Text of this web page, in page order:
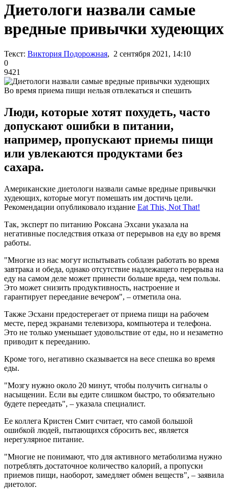
Диетологи назвали самые
вредные привычки худеющих
Текст: Виктория Подорожная, 2 сентября 2021, 14:10
0
9421
Во время приема пищи нельзя отвлекаться и спешить
Люди, которые хотят похудеть, часто
допускают ошибки в питании,
например, пропускают приемы пищи
или увлекаются продуктами без
сахара.
Американские диетологи назвали самые вредные привычки
худеющих, которые могут помешать им достичь цели.
Рекомендации опубликовало издание Eat This, Not That!
Так, эксперт по питанию Роксана Эхсани указала на
негативные последствия отказа от перерывов на еду во время
работы.
"Многие из нас могут испытывать соблазн работать во время
завтрака и обеда, однако отсутствие надлежащего перерыва на
еду на самом деле может принести больше вреда, чем пользы.
Это может снизить продуктивность, настроение и
гарантирует переедание вечером", – отметила она.
Также Эсхани предостерегает от приема пищи на рабочем
месте, перед экранами телевизора, компьютера и телефона.
Это не только уменьшает удовольствие от еды, но и незаметно
приводит к перееданию.
Кроме того, негативно сказывается на весе спешка во время
еды.
"Мозгу нужно около 20 минут, чтобы получить сигналы о
насыщении. Если вы едите слишком быстро, то обязательно
будете переедать", – указала специалист.
Ее коллега Кристен Смит считает, что самой большой
ошибкой людей, пытающихся сбросить вес, является
нерегулярное питание.
"Многие не понимают, что для активного метаболизма нужно
потреблять достаточное количество калорий, а пропуски
приемов пищи, наоборот, замедляет обмен веществ", – заявила
диетолог.